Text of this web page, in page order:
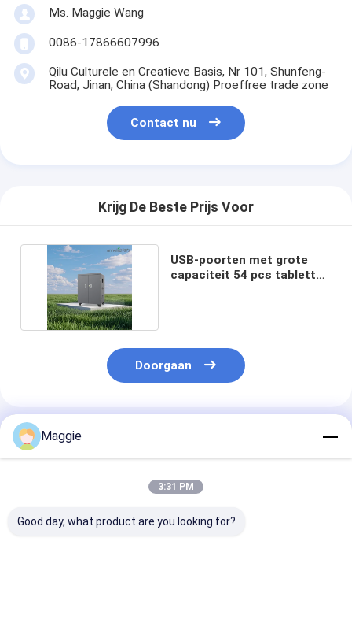
Ms. Maggie Wang
0086-17866607996
Qilu Culturele en Creatieve Basis, Nr 101, Shunfeng-
Road, Jinan, China (Shandong) Proeffree trade zone
Contact nu
Krijg De Beste Prijs Voor
USB-poorten met grote
capaciteit 54 pcs tabletten
Doorgaan
Geadviseerde Producten
Maggie
3:31 PM
Good day, what product are you looking for?